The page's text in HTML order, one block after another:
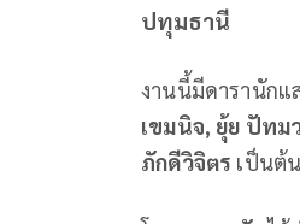
ปทุมธานี
งานนี้มีดารานักแ
เขมนิจ, ยุ้ย ปัท
ภักดีวิจิตร เป็นต้